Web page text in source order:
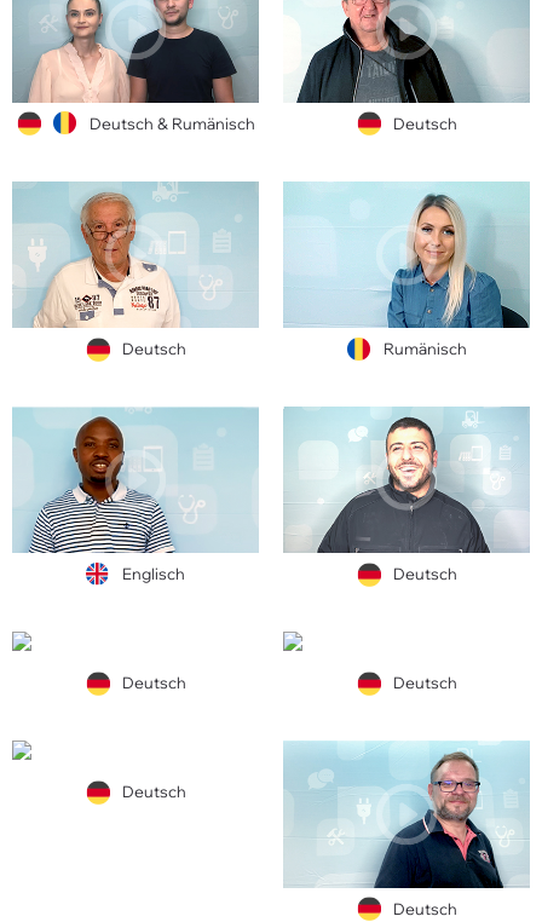
Deutsch & Rumänisch Deutsch
Deutsch Rumänisch
Englisch Deutsch
Deutsch Deutsch
Deutsch
Deutsch